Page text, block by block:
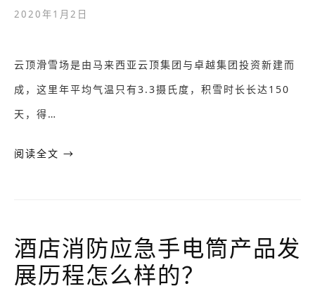
2020年1月2日
云顶滑雪场是由马来西亚云顶集团与卓越集团投资新建而
成，这里年平均气温只有3.3摄氏度，积雪时长长达150
天，得…
阅读全文 →
酒店消防应急手电筒产品发
展历程怎么样的？